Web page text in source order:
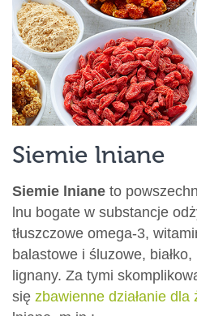
Siemie lniane
Siemie lniane to
lnu bogate w substancje
tłuszczowe omega-3,
balastowe i śluzowe,
lignany. Za tymi
się zbawienne działanie dla